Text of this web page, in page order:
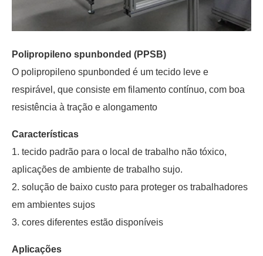
Polipropileno spunbonded (PPSB)
O polipropileno spunbonded é um tecido leve e
respirável, que consiste em filamento contínuo, com boa
resistência à tração e alongamento
Características
1. tecido padrão para o local de trabalho não tóxico,
aplicações de ambiente de trabalho sujo.
2. solução de baixo custo para proteger os trabalhadores
em ambientes sujos
3. cores diferentes estão disponíveis
Aplicações